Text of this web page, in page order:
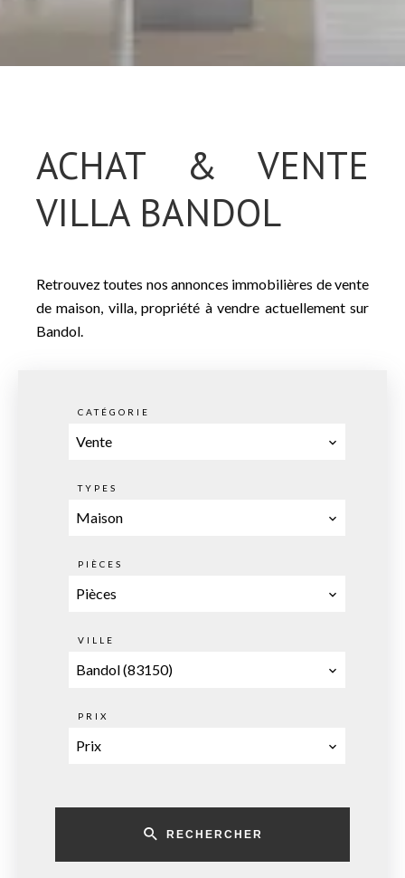
ACHAT & VENTE
VILLA BANDOL
Retrouvez toutes nos annonces immobilières de vente
de maison, villa, propriété à vendre actuellement sur
Bandol.
CATÉGORIE
Vente
TYPES
Maison
PIÈCES
Pièces
VILLE
Bandol (83150)
PRIX
Prix
RECHERCHER